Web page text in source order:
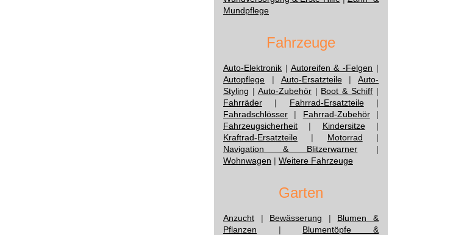
Mundpflege
Fahrzeuge
Auto-Elektronik | Autoreifen & -Felgen |
Autopflege | Auto-Ersatzteile| Auto-
Styling | Auto-Zubehör| Boot & Schiff |
Fahrräder | Fahrrad-Ersatzteile|
Fahradschlösser | Fahrrad-Zubehör|
Fahrzeugsicherheit | Kindersitze|
Kraftrad-Ersatzteile | Motorrad |
Navigation & Blitzerwarner |
Wohnwagen | Weitere Fahrzeuge
Garten
Anzucht | Bewässerung | Blumen &
Pflanzen | Blumentöpfe &